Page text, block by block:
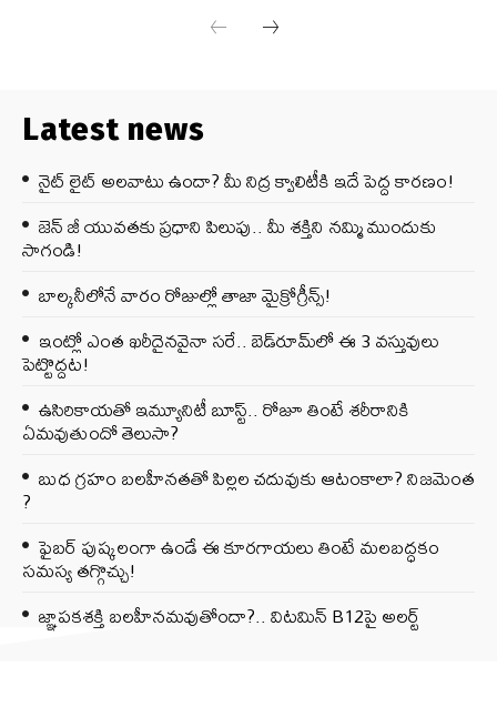
Latest news
నైట్ లైట్ అలవాటు ఉందా? మీ నిద్ర క్వాలిటీకి ఇదే పెద్ద కారణం!
జెన్‌ జీ యువతకు ప్రధాని పిలుపు.. మీ శక్తిని నమ్మి ముందుకు
సాగండి!
బాల్కనీలోనే వారం రోజుల్లో తాజా మైక్రోగ్రీన్స్‌!
ఇంట్లో ఎంత ఖరీదైనవైనా సరే.. బెడ్‌రూమ్‌లో ఈ 3 వస్తువులు
పెట్టొద్దట!
ఉసిరికాయతో ఇమ్యూనిటీ బూస్ట్‌.. రోజూ తింటే శరీరానికి
ఏమవుతుందో తెలుసా?
బుధ గ్రహం బలహీనతతో పిల్లల చదువుకు ఆటంకాలా? నిజమెంత
?
ఫైబర్‌ పుష్కలంగా ఉండే ఈ కూరగాయలు తింటే మలబద్ధకం
సమస్య తగ్గొచ్చు!
జ్ఞాపకశక్తి బలహీనమవుతోందా?.. విటమిన్ B12పై అలర్ట్